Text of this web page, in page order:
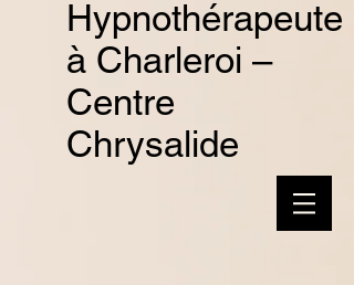
Hypnothérapeute
à Charleroi –
Centre
Chrysalide